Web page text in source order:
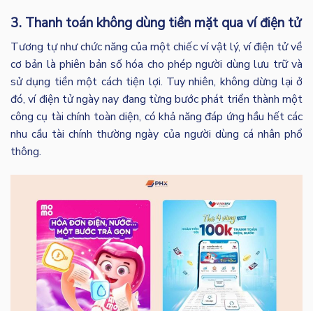
3. Thanh toán không dùng tiền mặt qua ví điện tử
Tương tự như chức năng của một chiếc ví vật lý, ví điện tử về
cơ bản là phiên bản số hóa cho phép người dùng lưu trữ và
sử dụng tiền một cách tiện lợi. Tuy nhiên, không dừng lại ở
đó, ví điện tử ngày nay đang từng bước phát triển thành một
công cụ tài chính toàn diện, có khả năng đáp ứng hầu hết các
nhu cầu tài chính thường ngày của người dùng cá nhân phổ
thông.